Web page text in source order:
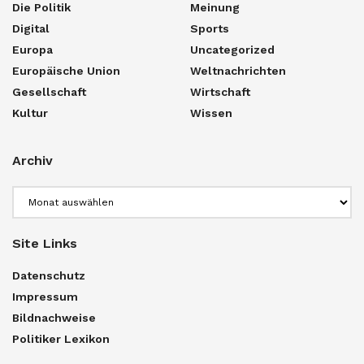
Die Politik
Digital
Europa
Europäische Union
Gesellschaft
Kultur
Meinung
Sports
Uncategorized
Weltnachrichten
Wirtschaft
Wissen
Archiv
Site Links
Datenschutz
Impressum
Bildnachweise
Politiker Lexikon